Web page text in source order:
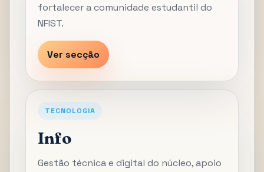
fortalecer a comunidade estudantil do
NFIST.
Ver secção
TECNOLOGIA
Info
Gestão técnica e digital do núcleo, apoio